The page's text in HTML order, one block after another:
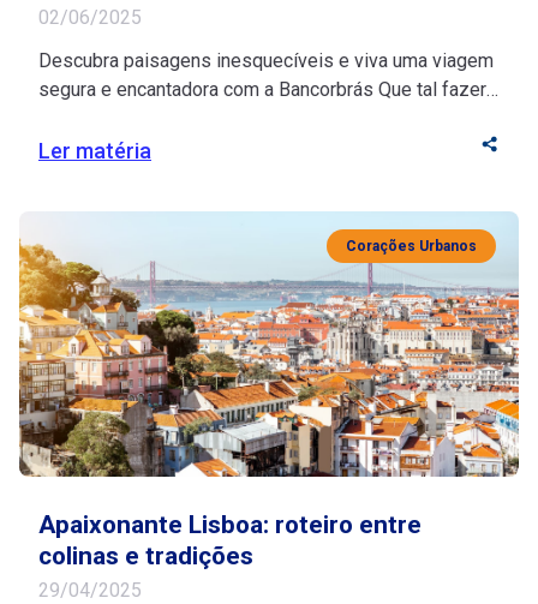
02/06/2025
Descubra paisagens inesquecíveis e viva uma viagem
segura e encantadora com a Bancorbrás Que tal fazer
Irlanda com tranquilidade e inspiração? Se você está
deslumbrantes. Fonte de inspiração para artistas, […]
Ler matéria
Corações Urbanos
Apaixonante Lisboa: roteiro entre
colinas e tradições
29/04/2025